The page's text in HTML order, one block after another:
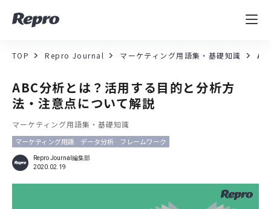
MAツール
コンサルティング
導入事例
セミナー／イベント
TOP Repro Journal マーケティング用語集・基礎知識
ABC分析とは？活用する目的と分析方
法・注意点について解説
マーケティング用語集・基礎知識
マーケティング用語 データ分析 フレームワーク
Repro Journal編集部
2020.02.19